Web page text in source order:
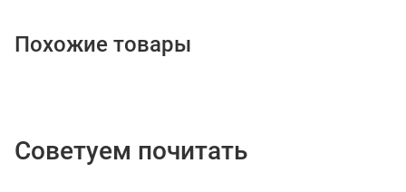
Похожие товары
Советуем почитать